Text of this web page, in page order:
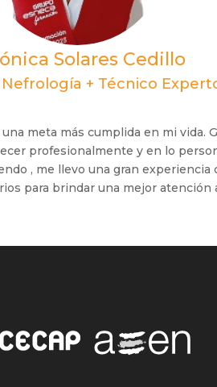
Solares Cedillo
+ Técnico
meta más cumplida en mi vida.
profesionalmente y en lo
, me llevo una gran
para brindar una mejor atención